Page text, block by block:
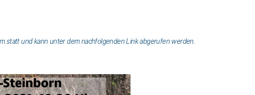
statt und kann unter dem nachfolgenden Link abgerufen werden.